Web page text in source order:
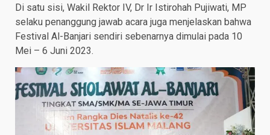
Di satu sisi, Wakil Rektor IV, Dr Ir Istirohah Pujiwati, MP
selaku penanggung jawab acara juga menjelaskan bahwa
Festival Al-Banjari sendiri sebenarnya dimulai pada 10
Mei – 6 Juni 2023.